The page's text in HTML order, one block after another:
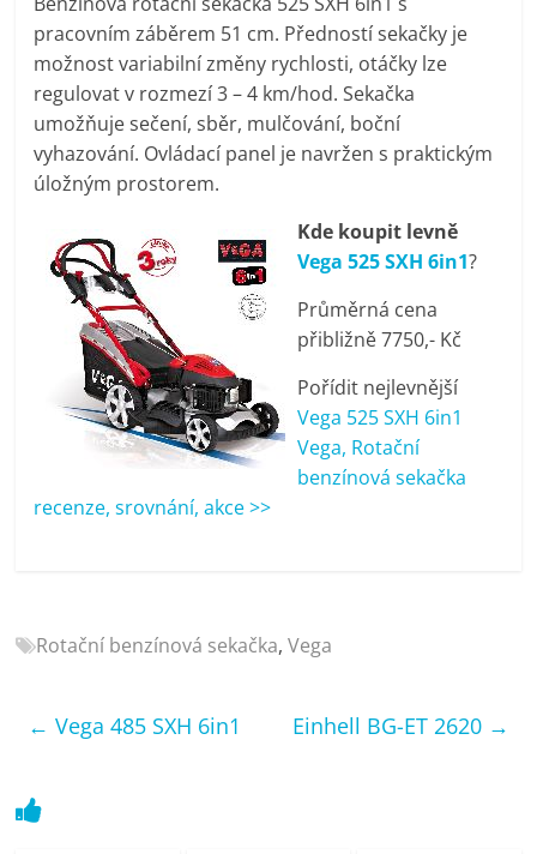
pračky,
televize,
notebooky,
mobilní
telefony,
kávovary,
bazény
elektronika
recenze,
notebooky,
kávovary,
pracovním záběrem 51 cm. Předností sekačky je
možnost variabilní změny rychlosti, otáčky lze
regulovat v rozmezí 3 – 4 km/hod. Sekačka
umožňuje sečení, sběr, mulčování, boční
vyhazování. Ovládací panel je navržen s praktickým
úložným prostorem.
Kde koupit levně
Vega 525 SXH 6in1?
Průměrná cena
přibližně 7750,- Kč
Pořídit nejlevnější
Vega 525 SXH 6in1
Vega, Rotační
benzínová sekačka
recenze, srovnání, akce >>
Rotační benzínová sekačka,Vega
← Vega 485 SXH 6in1 Einhell BG-ET 2620 →